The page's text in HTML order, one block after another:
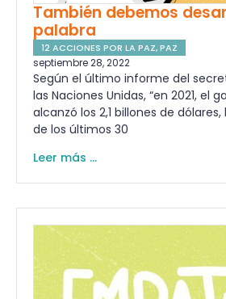
También debemos
palabra
12 ACCIONES POR LA PAZ,PAZ
septiembre 28, 2022
Según el último informe del
las Naciones Unidas, “en 2021, el
alcanzó los 2,1 billones de
de los últimos 30
Leer más ...